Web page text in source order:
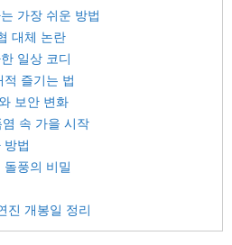
가장 쉬운 방법
대체 논란
일상 코디
즐기는 법
보안 변화
속 가을 시작
방법
풍의 비밀
진 개봉일 정리